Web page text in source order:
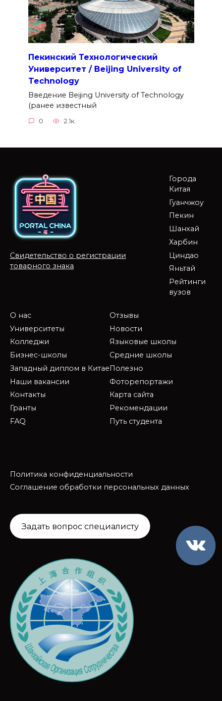
Пекинский Технологический
Университет / Beijing University of
Technology
Введение Beijing University of Technology
(ранее известный
0 2.1к.
Свидетельство о регистрации
товарного знака
Города
Китая
Гуанчжоу
Пекин
Шанхай
Харбин
Циндао
Яньтай
Рейтинги
вузов
О нас
Университеты
Колледжи
Бизнес-школы
Западный диплом в Китае
Наши вакансии
Контакты
Гранты
FAQ
Отзывы
Новости
Языковые школы
Средние школы
Полезно
Фоторепортажи
Карта сайта
Рекомендации
Путь студента
Политика конфиденциальности
Соглашение обработки персональных данных
Задать вопрос специалисту